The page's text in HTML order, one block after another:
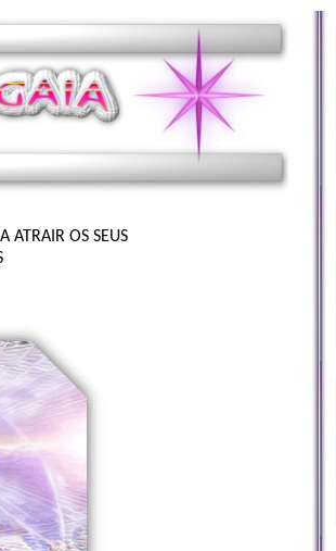
ATRAIR OS SEUS